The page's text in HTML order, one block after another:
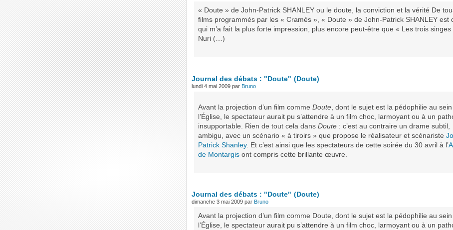
« Doute » de John-Patrick SHANLEY ou le doute, la conviction et la vérité De
films programmés par les « Cramés », « Doute » de John-Patrick SHANLEY est
qui m’a fait la plus forte impression, plus encore peut-être que « Les trois singes
Nuri (…)
Journal des débats : "Doute" (Doute)
lundi 4 mai 2009 par Bruno
Avant la projection d’un film comme Doute, dont le sujet est la pédophilie au sein
l’Église, le spectateur aurait pu s’attendre à un film choc, larmoyant ou à un
insupportable. Rien de tout cela dans Doute: c’est au contraire un drame subtil,
ambigu, avec un scénario « à tiroirs » que propose le réalisateur et scénariste
Patrick Shanley. Et c’est ainsi que les spectateurs de cette soirée du 30 avril à l’
de Montargisont compris cette brillante œuvre.
Journal des débats : "Doute" (Doute)
dimanche 3 mai 2009 par Bruno
Avant la projection d’un film comme Doute, dont le sujet est la pédophilie au sein
l’Église, le spectateur aurait pu s’attendre à un film choc, larmoyant ou à un